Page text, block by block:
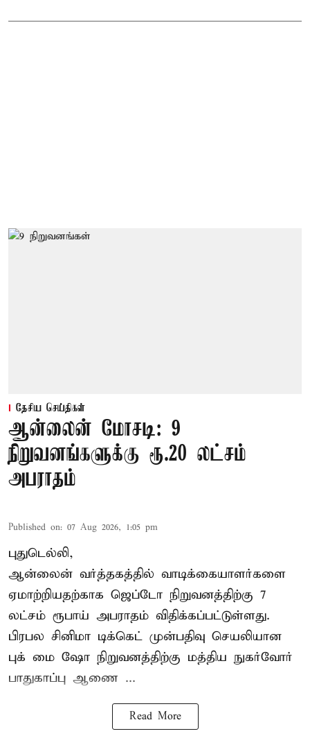
தேசிய செய்திகள்
ஆன்லைன் மோசடி: 9
நிறுவனங்களுக்கு ரூ.20 லட்சம்
அபராதம்
Published on: 07 Aug 2026, 1:05 pm
புதுடெல்லி,
ஆன்லைன் வர்த்தகத்தில் வாடிக்கையாளர்களை
ஏமாற்றியதற்காக ஜெப்டோ நிறுவனத்திற்கு 7
லட்சம் ரூபாய் அபராதம் விதிக்கப்பட்டுள்ளது.
பிரபல சினிமா டிக்கெட் முன்பதிவு செயலியான
புக் மை ஷோ நிறுவனத்திற்கு மத்திய நுகர்வோர்
பாதுகாப்பு ஆணை ...
Read More